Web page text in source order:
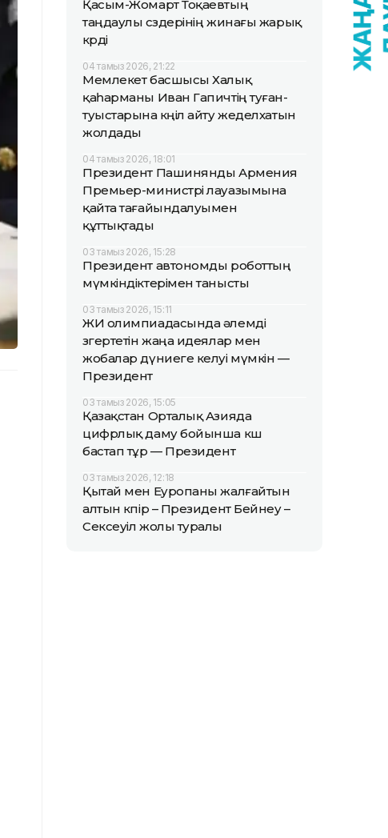
Қасым-Жомарт Тоқаевтың
таңдаулы сөздерінің жинағы жарық
көрді
04 тамыз 2026, 21:22
Мемлекет басшысы Халық
қаһарманы Иван Гапичтің туған-
туыстарына көңіл айту жеделхатын
жолдады
04 тамыз 2026, 18:01
Президент Пашинянды Армения
Премьер-министрі лауазымына
қайта тағайындалуымен
құттықтады
03 тамыз 2026, 15:28
Президент автономды роботтың
мүмкіндіктерімен танысты
03 тамыз 2026, 15:11
ЖИ олимпиадасында әлемді
өзгертетін жаңа идеялар мен
жобалар дүниеге келуі мүмкін —
Президент
03 тамыз 2026, 15:05
Қазақстан Орталық Азияда
цифрлық даму бойынша көш
бастап тұр — Президент
03 тамыз 2026, 12:18
Қытай мен Еуропаны жалғайтын
алтын көпір – Президент Бейнеу –
Сексеуіл жолы туралы